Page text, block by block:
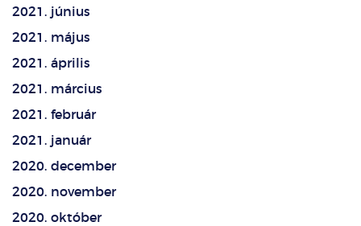
2021. június
2021. május
2021. április
2021. március
2021. február
2021. január
2020. december
2020. november
2020. október